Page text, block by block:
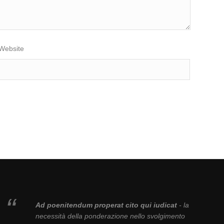
Ad poenitendum properat cito qui iudicat- la
necessità della ponderazione nello svolgimento